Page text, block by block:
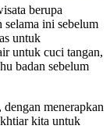
berupa
ini sebelum
untuk
untuk cuci tangan,
badan sebelum
menerapkan
kita untuk